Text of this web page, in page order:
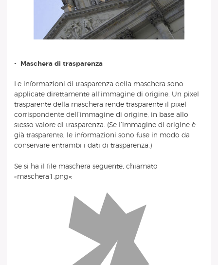
- Maschera di trasparenza
Le informazioni di trasparenza della maschera sono
applicate direttamente all’immagine di origine. Un pixel
trasparente della maschera rende trasparente il pixel
corrispondente dell’immagine di origine, in base allo
stesso valore di trasparenza. (Se l’immagine di origine è
già trasparente, le informazioni sono fuse in modo da
conservare entrambi i dati di trasparenza.)
Se si ha il file maschera seguente, chiamato
«maschera1.png»: